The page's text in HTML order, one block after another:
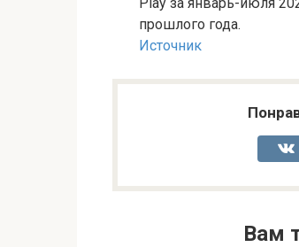
прошлого года.
Источник
Вам